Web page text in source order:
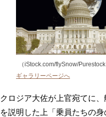
（iStock.com/flySnow/Purestock
ギャラリーページへ
ロジア大佐が上官宛てに、
説明した上「乗員たちの身